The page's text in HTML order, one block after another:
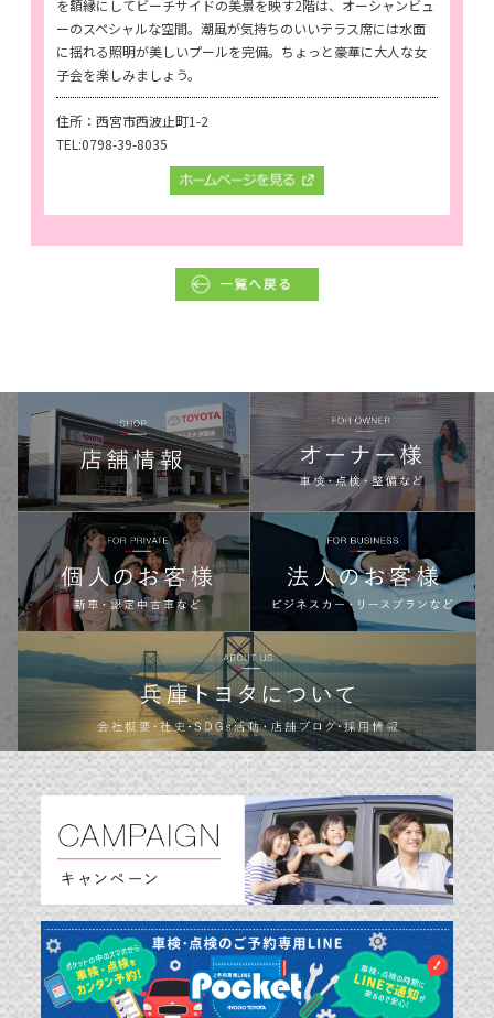
を額縁にしてビーチサイドの美景を映す2階は、オーシャンビュ
ーのスペシャルな空間。潮風が気持ちのいいテラス席には水面
に揺れる照明が美しいプールを完備。ちょっと豪華に大人な女
子会を楽しみましょう。
住所：西宮市西波止町1-2
TEL:0798-39-8035